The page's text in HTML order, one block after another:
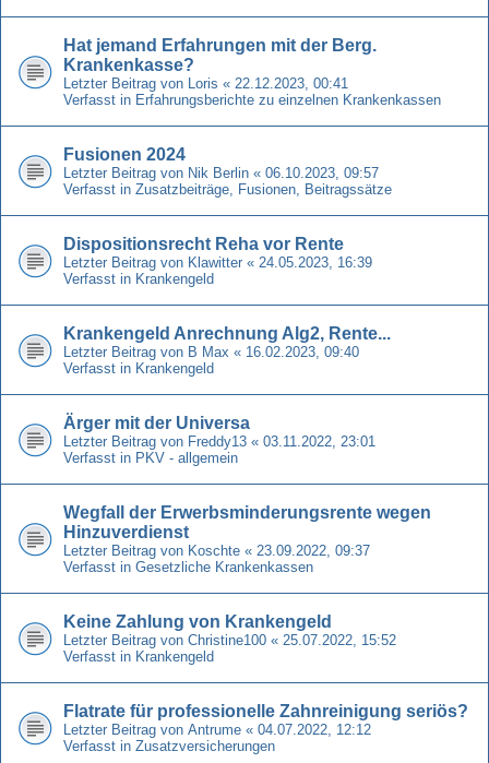
Hat jemand Erfahrungen mit der Berg.
Krankenkasse?
Letzter Beitrag von Loris « 22.12.2023, 00:41
Verfasst in Erfahrungsberichte zu einzelnen Krankenkassen
Fusionen 2024
Letzter Beitrag von Nik Berlin « 06.10.2023, 09:57
Verfasst in Zusatzbeiträge, Fusionen, Beitragssätze
Dispositionsrecht Reha vor Rente
Letzter Beitrag von Klawitter « 24.05.2023, 16:39
Verfasst in Krankengeld
Krankengeld Anrechnung Alg2, Rente...
Letzter Beitrag von B Max « 16.02.2023, 09:40
Verfasst in Krankengeld
Ärger mit der Universa
Letzter Beitrag von Freddy13 « 03.11.2022, 23:01
Verfasst in PKV - allgemein
Wegfall der Erwerbsminderungsrente wegen
Hinzuverdienst
Letzter Beitrag von Koschte « 23.09.2022, 09:37
Verfasst in Gesetzliche Krankenkassen
Keine Zahlung von Krankengeld
Letzter Beitrag von Christine100 « 25.07.2022, 15:52
Verfasst in Krankengeld
Flatrate für professionelle Zahnreinigung seriös?
Letzter Beitrag von Antrume « 04.07.2022, 12:12
Verfasst in Zusatzversicherungen